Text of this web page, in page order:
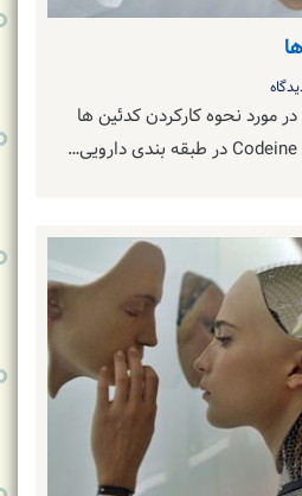
در مورد نحوه کارکردن کدئین ها